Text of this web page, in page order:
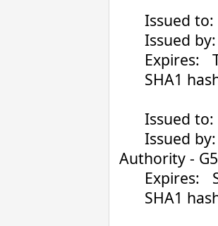
Issued to:
Issued by:
Expires:
SHA1
Issued to:
Issued by:
Authority - G5
Expires:
SHA1